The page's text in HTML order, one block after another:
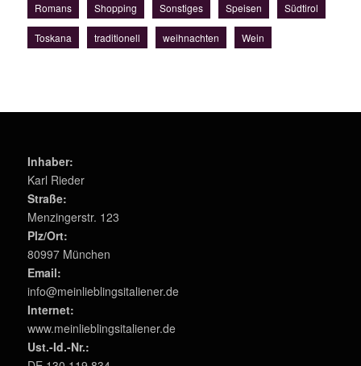
Romans Shopping Sonstiges Speisen Südtirol
Toskana traditionell weihnachten Wein
Inhaber:
Karl Rieder
Straße:
Menzingerstr. 123
Plz/Ort:
80997 München
Email:
info@meinlieblingsitaliener.de
Internet:
www.meinlieblingsitaliener.de
Ust.-Id.-Nr.: